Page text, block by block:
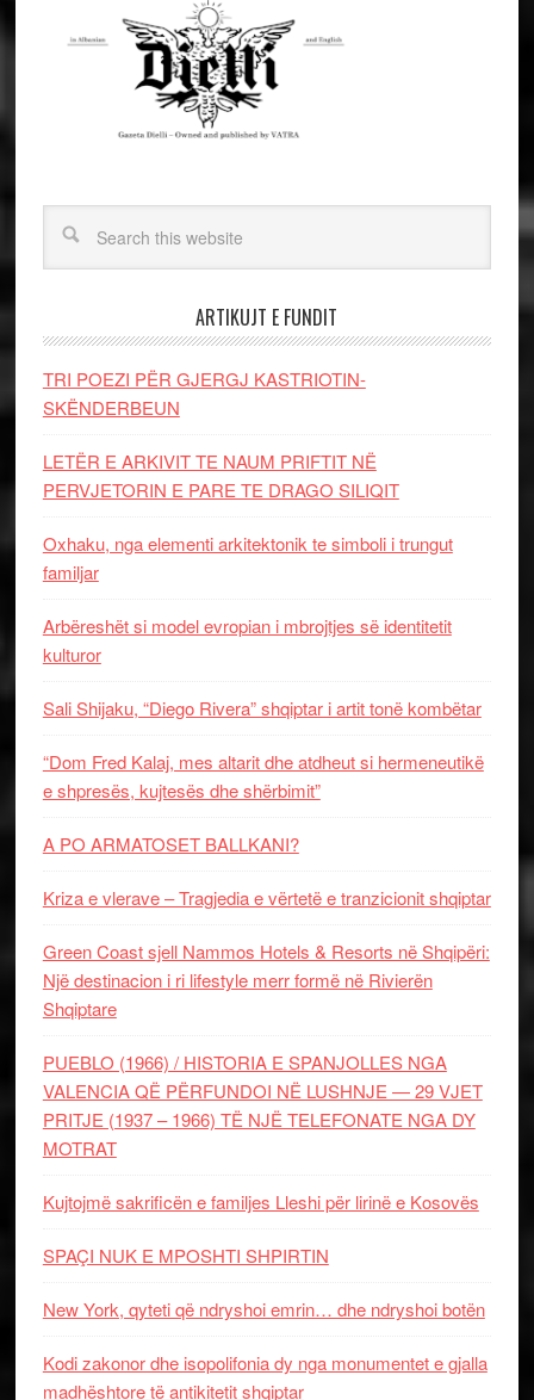
ARTIKUJT E FUNDIT
TRI POEZI PËR GJERGJ KASTRIOTIN-
SKËNDERBEUN
LETËR E ARKIVIT TE NAUM PRIFTIT NË
PERVJETORIN E PARE TE DRAGO SILIQIT
Oxhaku, nga elementi arkitektonik te simboli i trungut
familjar
Arbëreshët si model evropian i mbrojtjes së identitetit
kulturor
Sali Shijaku, “Diego Rivera” shqiptar i artit tonë kombëtar
“Dom Fred Kalaj, mes altarit dhe atdheut si hermeneutikë
e shpresës, kujtesës dhe shërbimit”
A PO ARMATOSET BALLKANI?
Kriza e vlerave – Tragjedia e vërtetë e tranzicionit shqiptar
Green Coast sjell Nammos Hotels & Resorts në Shqipëri:
Një destinacion i ri lifestyle merr formë në Rivierën
Shqiptare
PUEBLO (1966) / HISTORIA E SPANJOLLES NGA
VALENCIA QË PËRFUNDOI NË LUSHNJE — 29 VJET
PRITJE (1937 – 1966) TË NJË TELEFONATE NGA DY
MOTRAT
Kujtojmë sakrificën e familjes Lleshi për lirinë e Kosovës
SPAÇI NUK E MPOSHTI SHPIRTIN
New York, qyteti që ndryshoi emrin… dhe ndryshoi botën
Kodi zakonor dhe isopolifonia dy nga monumentet e gjalla
madhështore të antikitetit shqiptar